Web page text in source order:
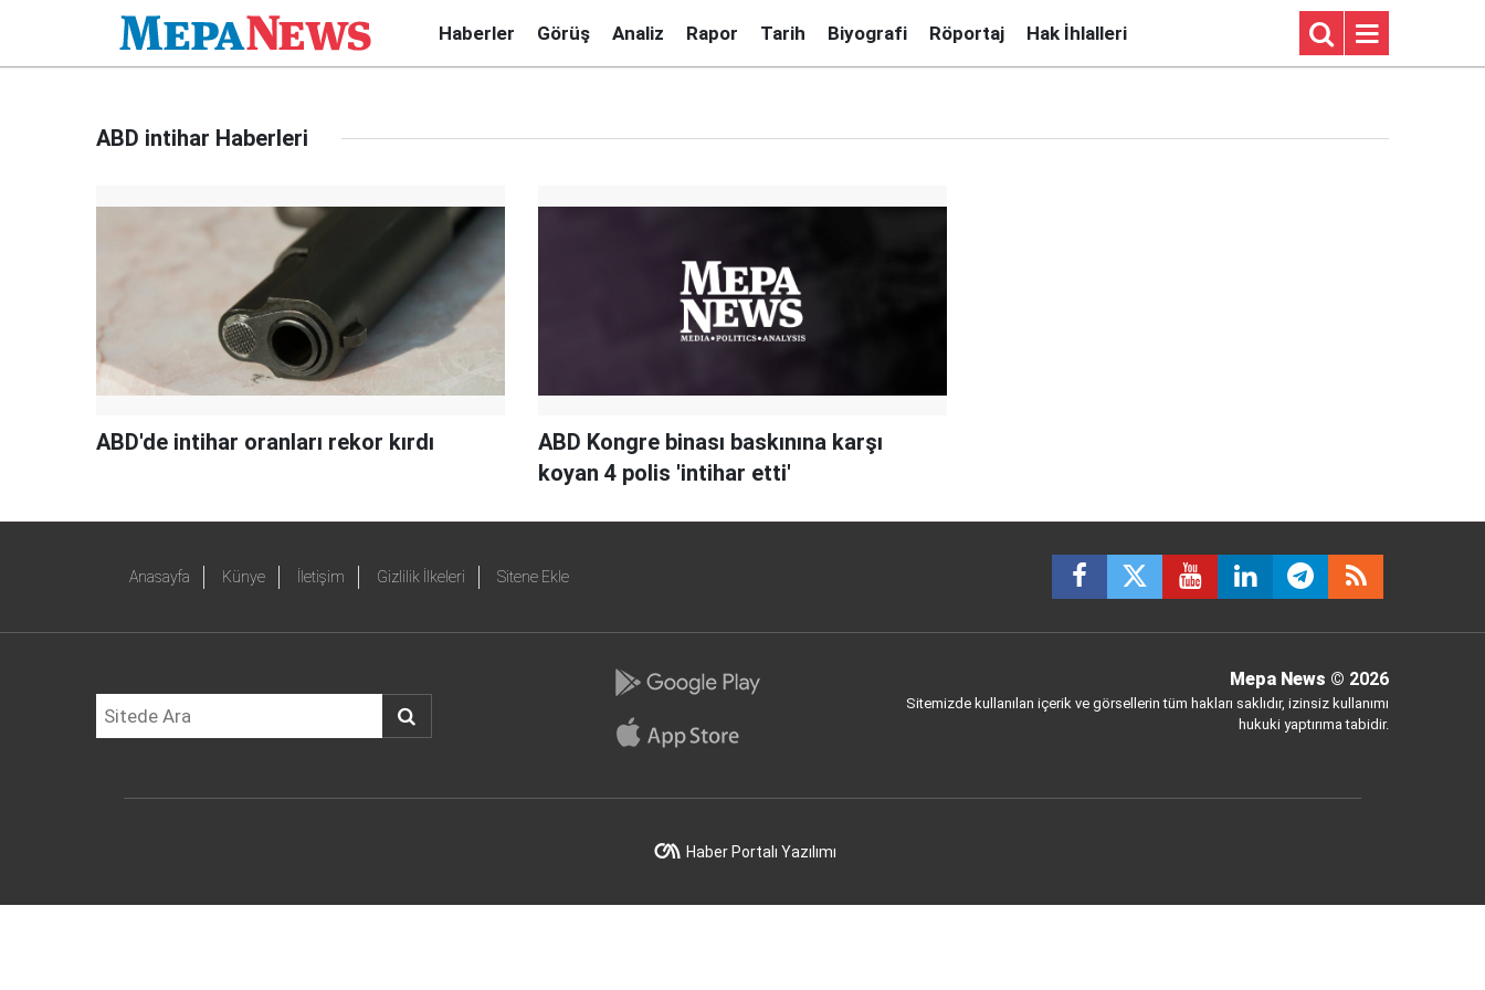
Haberler Görüş Analiz Rapor Tarih Biyografi Röportaj Hak İhlalleri
ABD intihar Haberleri
ABD'de intihar oranları rekor kırdı
ABD Kongre binası baskınına karşı
koyan 4 polis 'intihar etti'
Anasayfa Künye İletişim Gizlilik İlkeleri Sitene Ekle
Mepa News © 2026
Sitemizde kullanılan içerik ve görsellerin tüm hakları saklıdır, izinsiz kullanımı
hukuki yaptırıma tabidir.
Haber Portalı Yazılımı